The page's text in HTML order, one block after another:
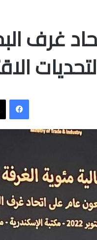
غرف
فيسبوك